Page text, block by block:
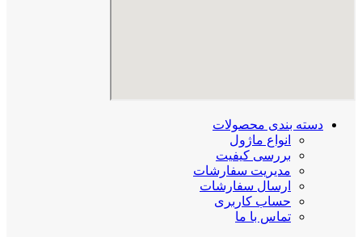
دسته بندی محصولات
انواع ماژول
بررسی کیفیت
مدیریت سفارشات
ارسال سفارشات
حساب کاربری
تماس با ما